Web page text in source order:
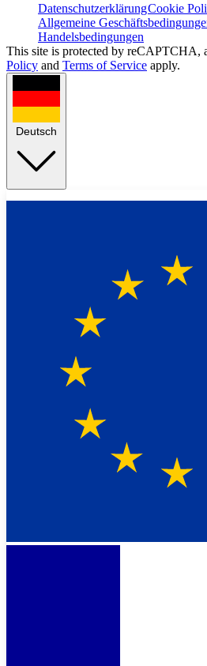
DatenschutzerklärungCookie
Allgemeine
Handelsbedingungen
This site is protected by reCAPTCHA,
Policy and Terms of Service apply.
Deutsch